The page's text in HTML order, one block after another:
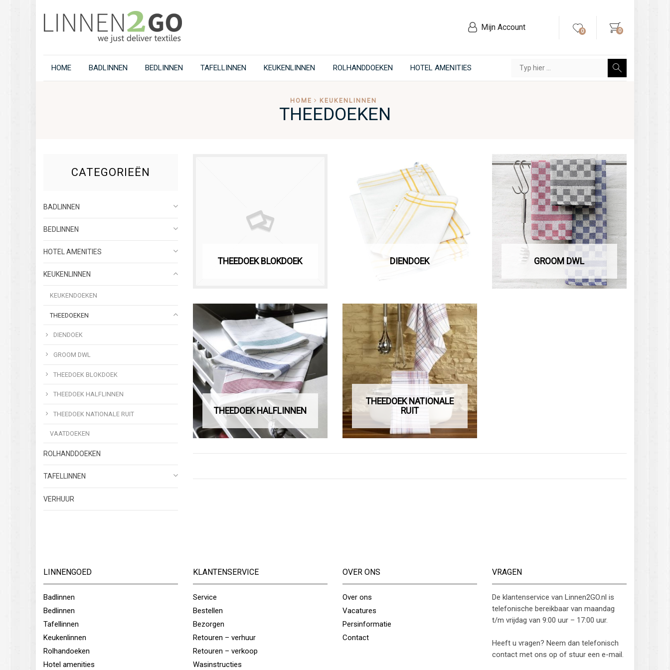
Mijn Account 0 0
HOME BADLINNEN BEDLINNEN TAFELLINNEN KEUKENLINNEN ROLHANDDOEKEN HOTEL AMENITIES
HOME KEUKENLINNEN
THEEDOEKEN
THEEDOEK BLOKDOEK DIENDOEK GROOM DWL
THEEDOEK HALFLINNEN
THEEDOEK NATIONALE
RUIT
CATEGORIEËN
BADLINNEN
BEDLINNEN
HOTEL AMENITIES
KEUKENLINNEN
KEUKENDOEKEN
THEEDOEKEN
DIENDOEK
GROOM DWL
THEEDOEK BLOKDOEK
THEEDOEK HALFLINNEN
THEEDOEK NATIONALE RUIT
VAATDOEKEN
ROLHANDDOEKEN
TAFELLINNEN
VERHUUR
LINNENGOED
Badlinnen
Bedlinnen
Tafellinnen
Keukenlinnen
Rolhandoeken
Hotel amenities
KLANTENSERVICE
Service
Bestellen
Bezorgen
Retouren – verhuur
Retouren – verkoop
Wasinstructies
OVER ONS
Over ons
Vacatures
Persinformatie
Contact
VRAGEN
De klantenservice van Linnen2GO.nl is
telefonische bereikbaar van maandag
t/m vrijdag van 9:00 uur – 17:00 uur.
Heeft u vragen? Neem dan telefonisch
contact met ons op of stuur een e-mail.